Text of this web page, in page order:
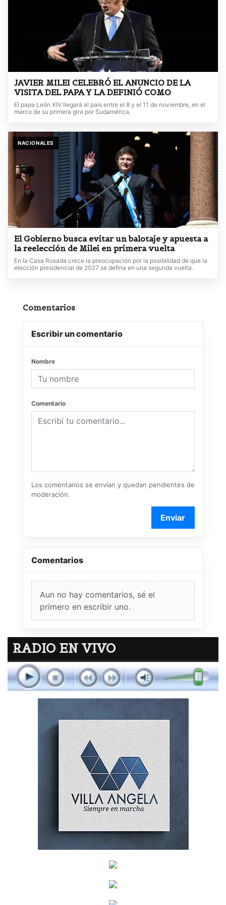
JAVIER MILEI CELEBRÓ EL ANUNCIO DE LA
VISITA DEL PAPA Y LA DEFINIÓ COMO
El papa León XIV llegará al país entre el 8 y el 11 de noviembre, en el
marco de su primera gira por Sudamérica.
NACIONALES
El Gobierno busca evitar un balotaje y apuesta a
la reelección de Milei en primera vuelta
En la Casa Rosada crece la preocupación por la posibilidad de que la
elección presidencial de 2027 se defina en una segunda vuelta.
Comentarios
Escribir un comentario
Nombre
Comentario
Los comentarios se envían y quedan pendientes de
moderación.
Enviar
Comentarios
Aun no hay comentarios, sé el
primero en escribir uno.
RADIO EN VIVO